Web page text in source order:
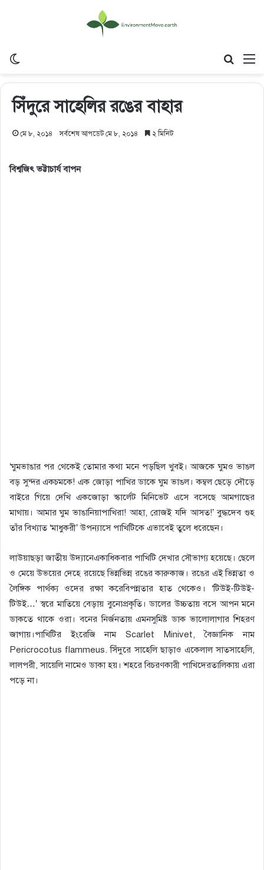
সিঁদুরে সাহেলির রঙের বাহার
মে ৮, ২০১৪ সর্বশেষ আপডেট মে ৮, ২০১৪ ২ মিনিট
বিশ্বজিৎ ভট্টাচার্য বাপন
‘ঘুমভাঙার পর থেকেই তোমার কথা মনে পড়ছিল খুবই। আজকে ঘুমও ভাঙল
বড় সুন্দর একচমকে! এক জোড়া পাখির ডাকে ঘুম ভাঙল। কম্বল ছেড়ে দৌড়ে
বাইরে গিয়ে দেখি একজোড়া স্কার্লেট মিনিভেট এসে বসেছে আমগাছের
মাথায়। আমার ঘুম ভাঙানিয়াপাখিরা! আহা, রোজই যদি আসত!’ বুদ্ধদেব গুহ
তাঁর বিখ্যাত ‘মাধুকরী’ উপন্যাসে পাখিটিকে এভাবেই তুলে ধরেছেন।
লাউয়াছড়া জাতীয় উদ্যানেএকাধিকবার পাখিটি দেখার সৌভাগ্য হয়েছে। ছেলে
ও মেয়ে উভয়ের দেহে রয়েছে ভিন্নভিন্ন রঙের কারুকাজ। রঙের এই ভিন্নতা ও
লৈঙ্গিক পার্থক্য ওদের রক্ষা করেবিপন্নতার হাত থেকেও। ‘টিউই-টিউই-
টিউই…’ স্বরে মাতিয়ে বেড়ায় বুনোপ্রকৃতি। ডালের উচ্চতায় বসে আপন মনে
ডাকতে থাকে ওরা। বনের নির্জনতায় এমনসুমিষ্ট ডাক ভালোলাগার শিহরণ
জাগায়।পাখিটির ইংরেজি নাম Scarlet Minivet, বৈজ্ঞানিক নাম
Pericrocotus flammeus. সিঁদুরে সাহেলি ছাড়াও একেলাল সাতসাহেলি,
লালপরী, সায়েলি নামেও ডাকা হয়। শহরে বিচরণকারী পাখিদেরতালিকায় এরা
পড়ে না।